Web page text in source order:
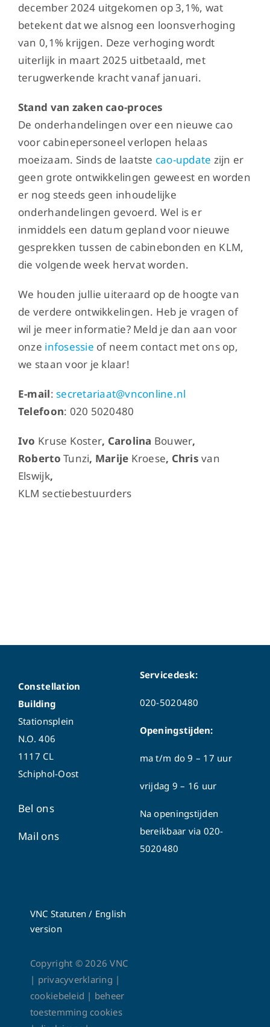
december 2024 uitgekomen op 3,1%, wat
betekent dat we alsnog een loonsverhoging
van 0,1% krijgen. Deze verhoging wordt
uiterlijk in maart 2025 uitbetaald, met
terugwerkende kracht vanaf januari.
Stand van zaken cao-proces
De onderhandelingen over een nieuwe cao
voor cabinepersoneel verlopen helaas
moeizaam. Sinds de laatste cao-update zijn er
geen grote ontwikkelingen geweest en worden
er nog steeds geen inhoudelijke
onderhandelingen gevoerd. Wel is er
inmiddels een datum gepland voor nieuwe
gesprekken tussen de cabinebonden en KLM,
die volgende week hervat worden.
We houden jullie uiteraard op de hoogte van
de verdere ontwikkelingen. Heb je vragen of
wil je meer informatie? Meld je dan aan voor
onze infosessie of neem contact met ons op,
we staan voor je klaar!
E-mail: secretariaat@vnconline.nl
Telefoon: 020 5020480
Ivo Kruse Koster, Carolina Bouwer,
RobertoTunzi, Marije Kroese, Chrisvan
Elswijk,
KLM sectiebestuurders
Constellation
Building
Stationsplein
N.O. 406
1117 CL
Schiphol-Oost
Bel ons
Mail ons
Servicedesk:
020-5020480
Openingstijden:
ma t/m do9 – 17 uur
vrijdag 9 – 16 uur
Na openingstijden
bereikbaar via 020-
5020480
VNC Statuten / English
version
Copyright © 2026VNC
| privacyverklaring |
cookiebeleid | beheer
toestemming cookies